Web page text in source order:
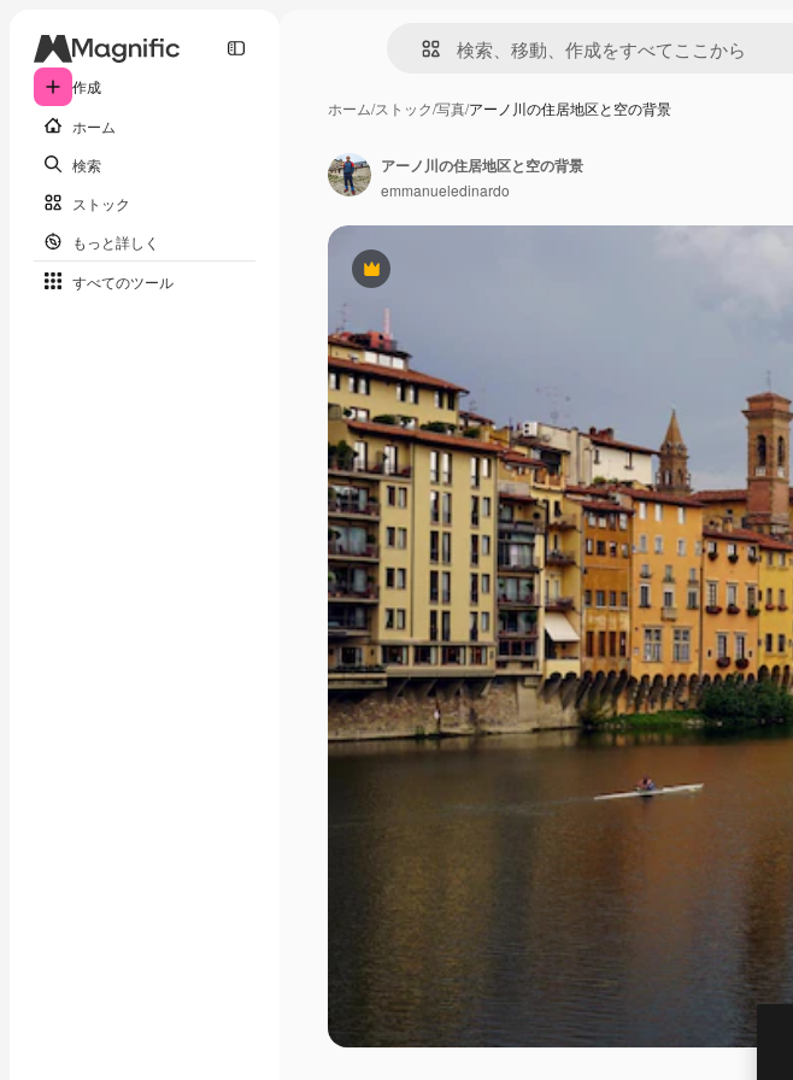
作成
ホーム
検索
ストック
もっと詳しく
すべてのツール
ホーム/ストック/写真/アーノ川の住居地区と空の背景
Premium
アーノ川の住居地区と空の背景
emmanueledinardo